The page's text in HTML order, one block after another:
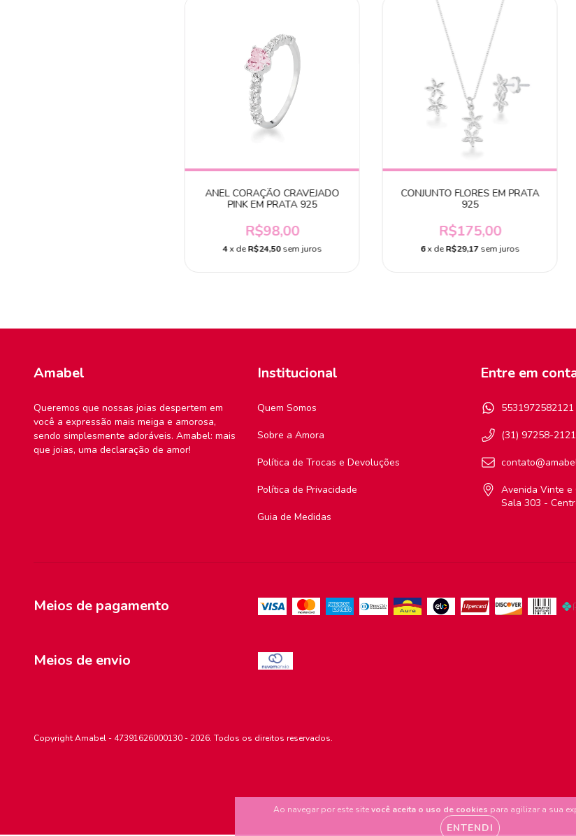
Ao navegar por este sitevocê aceita o uso de cookies para agilizar a sua
ENTENDI
ANEL CORAÇÃO CRAVEJADO
PINK EM PRATA 925
R$98,00
4x deR$24,50 sem juros
CONJUNTO FLORES EM PRATA
925
R$175,00
6x deR$29,17 sem juros
Amabel
Queremos que nossas joias despertem em
você a expressão mais meiga e amorosa,
sendo simplesmente adoráveis. Amabel: mais
que joias, uma declaração de amor!
Institucional
Quem Somos
Sobre a Amora
Política de Trocas e Devoluções
Política de Privacidade
Guia de Medidas
Entre em
5531972582121
(31) 97258-2121
Avenida Vinte
Sala 303 -
Meios de pagamento
Meios de envio
Copyright Amabel - 47391626000130 - 2026. Todos os direitos reservados.